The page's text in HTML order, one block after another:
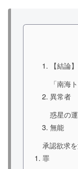
【結論】
「南海
異常者
惑星の
無能
承認欲求
罪